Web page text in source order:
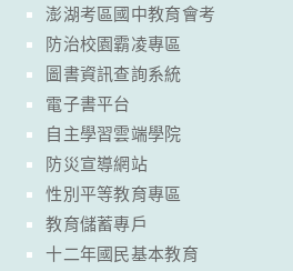
澎湖考區國中教育會考
防治校園霸凌專區
圖書資訊查詢系統
電子書平台
自主學習雲端學院
防災宣導網站
性別平等教育專區
教育儲蓄專戶
十二年國民基本教育